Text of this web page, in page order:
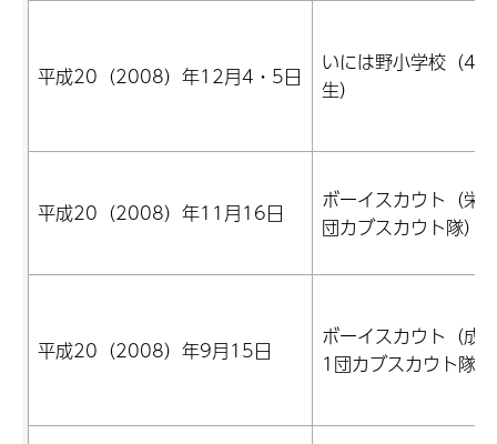
平成20（2008）年12月4・5日
いには野小学校（4年
生）
平成20（2008）年11月16日
ボーイスカウト（栄
団カブスカウト隊）
平成20（2008）年9月15日
ボーイスカウト（成
1団カブスカウト隊）